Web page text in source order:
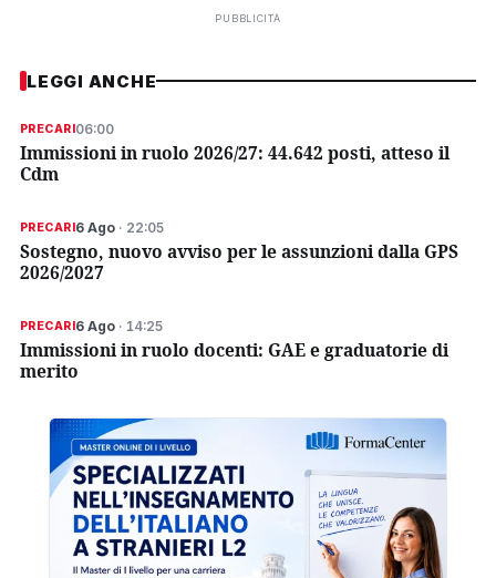
PUBBLICITÀ
LEGGI ANCHE
PRECARI06:00
Immissioni in ruolo 2026/27: 44.642 posti, atteso il
Cdm
PRECARI6 Ago· 22:05
Sostegno, nuovo avviso per le assunzioni dalla GPS
2026/2027
PRECARI6 Ago· 14:25
Immissioni in ruolo docenti: GAE e graduatorie di
merito